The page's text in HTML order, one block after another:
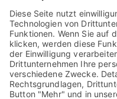
Sie haben Fragen? Rufen
0049 2981 800 0